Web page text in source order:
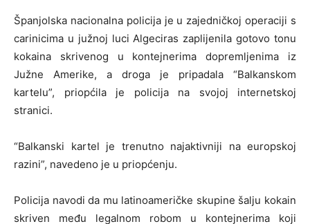
Španjolska nacionalna policija je u zajedničkoj operaciji s
carinicima u južnoj luci Algeciras zaplijenila gotovo tonu
kokaina skrivenog u kontejnerima dopremljenima iz
Južne Amerike, a droga je pripadala “Balkanskom
kartelu”, priopćila je policija na svojoj internetskoj
stranici.
“Balkanski kartel je trenutno najaktivniji na europskoj
razini”, navedeno je u priopćenju.
Policija navodi da mu latinoameričke skupine šalju kokain
skriven među legalnom robom u kontejnerima koji